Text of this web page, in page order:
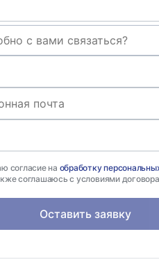
с вами связаться?
согласие на обработку
соглашаюсь с условиями
Оставить заявку